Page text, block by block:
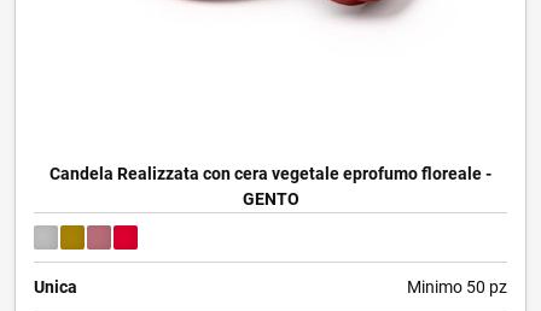
Candela Realizzata con cera vegetale eprofumo floreale -
GENTO
Unica Minimo 50 pz